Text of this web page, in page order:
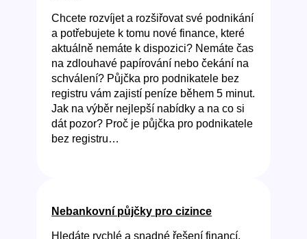
Chcete rozvíjet a rozšiřovat své podnikání
a potřebujete k tomu nové finance, které
aktuálně nemáte k dispozici? Nemáte čas
na zdlouhavé papírování nebo čekání na
schválení? Půjčka pro podnikatele bez
registru vám zajistí peníze během 5 minut.
Jak na výběr nejlepší nabídky a na co si
dát pozor? Proč je půjčka pro podnikatele
bez registru…
Nebankovní půjčky pro cizince
Hledáte rychlé a snadné řešení financí,